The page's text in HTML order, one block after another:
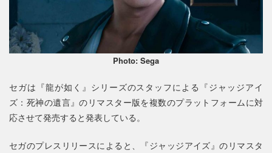
Photo: Sega
セガは『龍が如く』シリーズのスタッフによる『ジャッジアイ
ズ：死神の遺言』のリマスター版を複数のプラットフォームに対
応させて発売すると発表している。
セガのプレスリリースによると、『ジャッジアイズ』のリマスタ